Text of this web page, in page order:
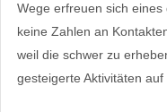
Wege erfreuen sich
keine Zahlen an
weil die schwer zu
gesteigerte Aktivitäten